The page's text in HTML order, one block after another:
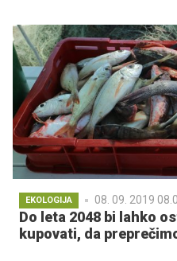
EKOLOGIJA 08. 09. 2019
Do leta 2048 bi lahko
kupovati, da